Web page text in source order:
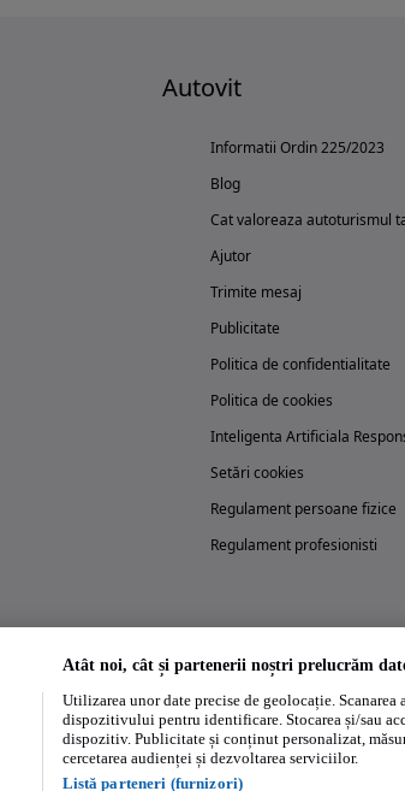
Autovit
Informatii Ordin 225/2023
Blog
Cat valoreaza autoturismul
Ajutor
Trimite mesaj
Publicitate
Politica de confidentialitate
Politica de cookies
Inteligenta Artificiala
Setări cookies
Regulament persoane fizice
Regulament profesionisti
Încearcă acum aplicația Autovit.ro
Atât noi, cât și partenerii noștri prelucrăm
Utilizarea unor date precise de geolocație.
dispozitivului pentru identificare. Stocarea și/sau
dispozitiv. Publicitate și conținut personalizat,
cercetarea audienței și dezvoltarea serviciilor.
Listă parteneri (furnizori)